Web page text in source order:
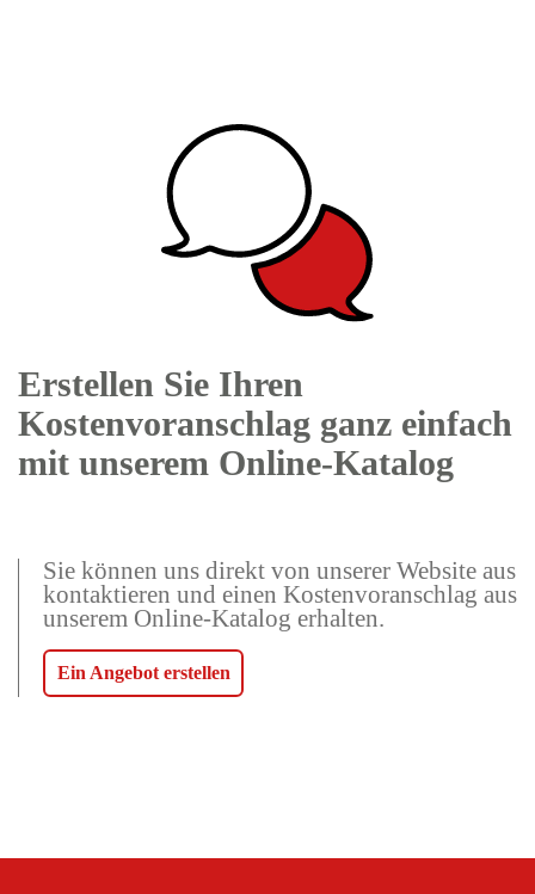
Erstellen Sie Ihren
Kostenvoranschlag ganz einfach
mit unserem Online-Katalog
Sie können uns direkt von unserer Website aus
kontaktieren und einen Kostenvoranschlag aus
unserem Online-Katalog erhalten.
Ein Angebot erstellen